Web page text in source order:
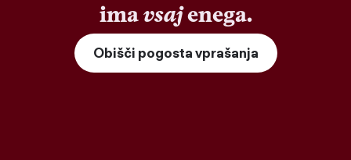
imavsajenega.
Obišči pogosta vprašanja